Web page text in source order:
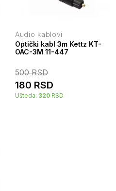
Audio kablovi
Optički kabl 3m Kettz KT-
OAC-3M 11-447
500RSD
180 RSD
Ušteda: 320 RSD